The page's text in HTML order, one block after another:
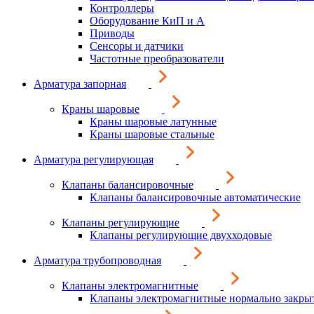
Контроллеры
Оборудование КиП и А
Приводы
Сенсоры и датчики
Частотные преобразователи
Арматура запорная
Краны шаровые
Краны шаровые латунные
Краны шаровые стальные
Арматура регулирующая
Клапаны балансировочные
Клапаны балансировочные автоматические
Клапаны регулирующие
Клапаны регулирующие двухходовые
Арматура трубопроводная
Клапаны электромагнитные
Клапаны электромагнитные нормально